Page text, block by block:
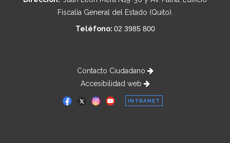
Fiscalía General del Estado (Quito).
Teléfono: 02 3985 800
Contacto Ciudadano
Accesibilidad web
INTRANET